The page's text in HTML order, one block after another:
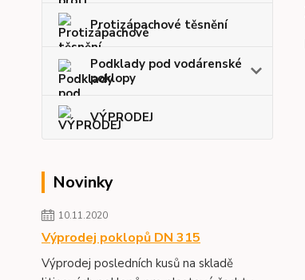
Protizápachové těsnění
Podklady pod vodárenské
poklopy
VÝPRODEJ
Novinky
10.11.2020
Výprodej poklopů DN 315
Výprodej posledních kusů na skladě